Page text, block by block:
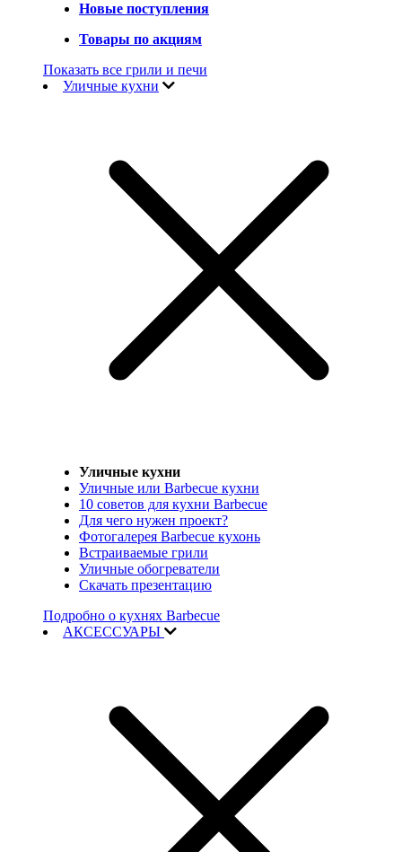
Новые поступления
Товары по акциям
Показать все грили и печи
Уличные кухни
Уличные кухни
Уличные или Barbecue кухни
10 советов для кухни Barbecue
Для чего нужен проект?
Фотогалерея Barbecue кухонь
Встраиваемые грили
Уличные обогреватели
Скачать презентацию
Подробно о кухнях Barbecue
АКСЕССУАРЫ